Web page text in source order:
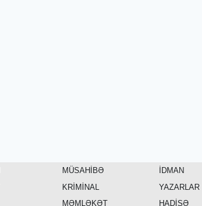
MÜSAHİBƏ
KRİMİNAL
MƏMLƏKƏT
İDMAN
YAZARLAR
HADİSƏ